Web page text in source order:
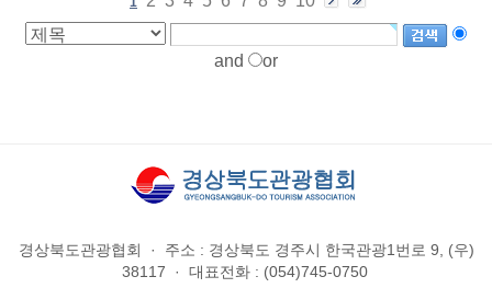
and or
경상북도관광협회 ·
주소 : 경상북도 경주시 한국관광1번로 9, (우)
38117
· 대표전화 : (054)745-0750